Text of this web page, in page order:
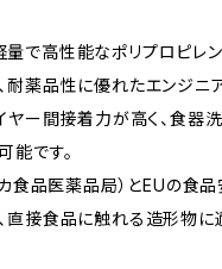
で高性能なポリプロピレン
耐薬品性に優れたエンジニ
イヤー間接着力が高く、食器
能です。
カ食品医薬品局）とEUの食
直接食品に触れる造形物に